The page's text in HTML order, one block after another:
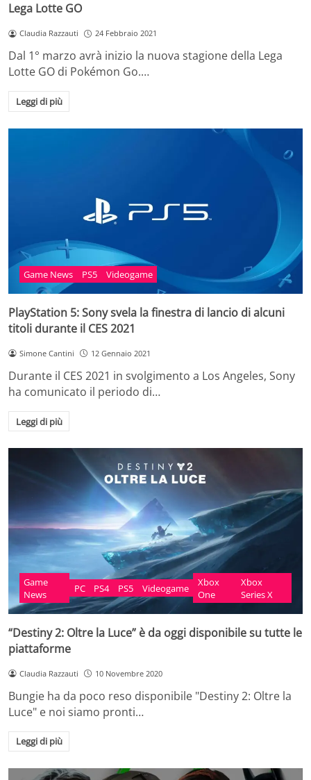
Lega Lotte GO
Claudia Razzauti 24 Febbraio 2021
Dal 1° marzo avrà inizio la nuova stagione della Lega
Lotte GO di Pokémon Go.…
Leggi di più
Game News PS5 Videogame
PlayStation 5: Sony svela la finestra di lancio di alcuni
titoli durante il CES 2021
Simone Cantini 12 Gennaio 2021
Durante il CES 2021 in svolgimento a Los Angeles, Sony
ha comunicato il periodo di…
Leggi di più
Game
News
PC PS4 PS5 Videogame
Xbox
One
Xbox
Series X
“Destiny 2: Oltre la Luce” è da oggi disponibile su tutte le
piattaforme
Claudia Razzauti 10 Novembre 2020
Bungie ha da poco reso disponibile "Destiny 2: Oltre la
Luce" e noi siamo pronti…
Leggi di più